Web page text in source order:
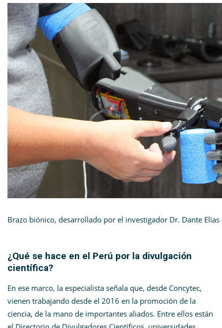
Brazo biónico, desarrollado por el investigador Dr. Dante Elías
¿Qué se hace en el Perú por la divulgación
científica?
En ese marco, la especialista señala que, desde Concytec,
vienen trabajando desde el 2016 en la promoción de la
ciencia, de la mano de importantes aliados. Entre ellos están